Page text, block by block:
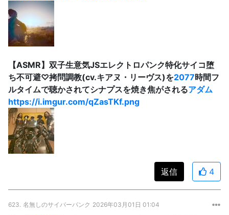
【ASMR】双子生意気JSエレクトロパンク特化サイコ堕
ち不可避♡拷問調教(cv.キアヌ・リーヴス)を2077時間フ
ルタイムで聴かされてシナプスを焼き焦がされるアダム
https://i.imgur.com/qZasTKf.png
返信 4
623. 名無しのサイバーパンク 2026年03月01日 01:04